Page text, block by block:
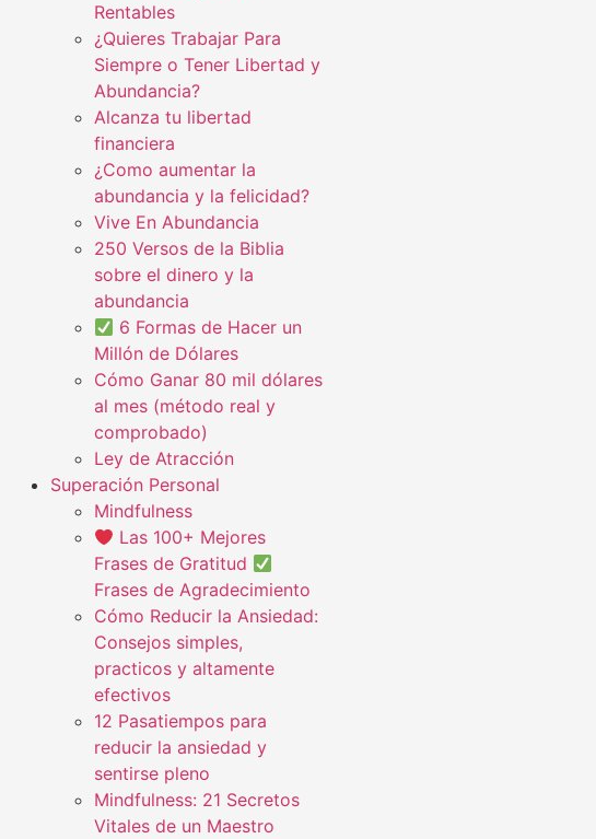
Rentables
¿Quieres Trabajar Para
Siempre o Tener Libertad y
Abundancia?
Alcanza tu libertad
financiera
¿Como aumentar la
abundancia y la felicidad?
Vive En Abundancia
250 Versos de la Biblia
sobre el dinero y la
abundancia
6 Formas de Hacer un
Millón de Dólares
Cómo Ganar 80 mil dólares
al mes (método real y
comprobado)
Ley de Atracción
Superación Personal
Mindfulness
Las 100+ Mejores
Frases de Gratitud
Frases de Agradecimiento
Cómo Reducir la Ansiedad:
Consejos simples,
practicos y altamente
efectivos
12 Pasatiempos para
reducir la ansiedad y
sentirse pleno
Mindfulness: 21 Secretos
Vitales de un Maestro